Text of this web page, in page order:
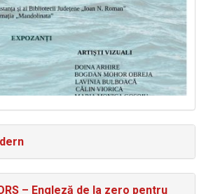
– Engleză de la zero pentru